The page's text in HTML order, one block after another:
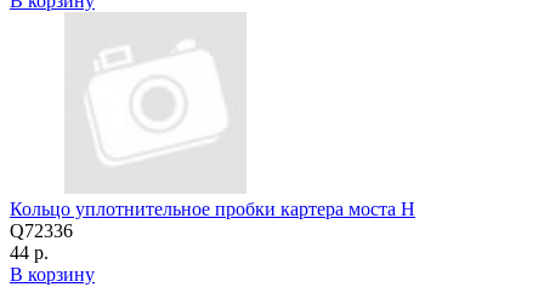
Кольцо уплотнительное пробки картера моста H
Q72336
44 р.
В корзину